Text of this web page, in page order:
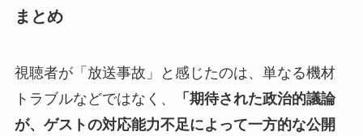
まとめ
視聴者が「放送事故」と感じたのは、単なる機材
トラブルなどではなく、
「期待された政治的議論
が、ゲストの対応能力不足によって一方的な公開